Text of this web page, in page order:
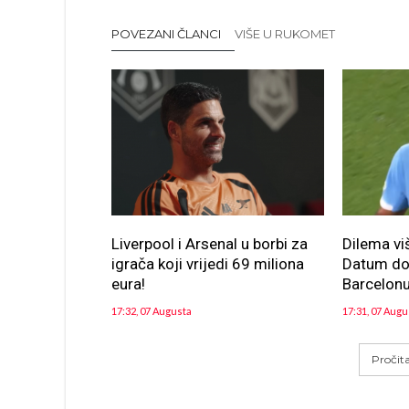
POVEZANI ČLANCI VIŠE U RUKOMET
Liverpool i Arsenal u borbi za
igrača koji vrijedi 69 miliona
eura!
17:32, 07 Augusta
Dilema
Datum
17:31, 07